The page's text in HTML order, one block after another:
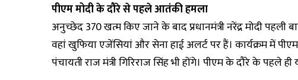
पीएम मोदी के दौरे से पहले आतंकी हमला
अनुच्छेद 370 खत्म किए जाने के बाद प्रधानमंत्री नरेंद्र मोदी
वहां खुफिया एजेंसियां और सेना हाई अलर्ट पर हैं। कार्यक्रम में
पंचायती राज मंत्री गिरिराज सिंह भी होंगे। पीएम के दौरे के पहले